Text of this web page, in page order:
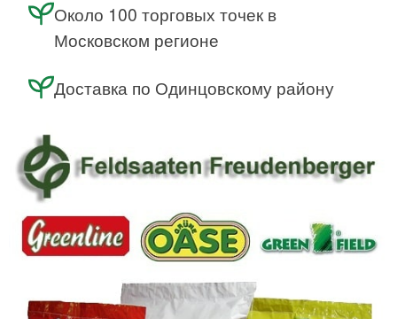
Около 100 торговых точек в
Московском регионе
Доставка по Одинцовскому району